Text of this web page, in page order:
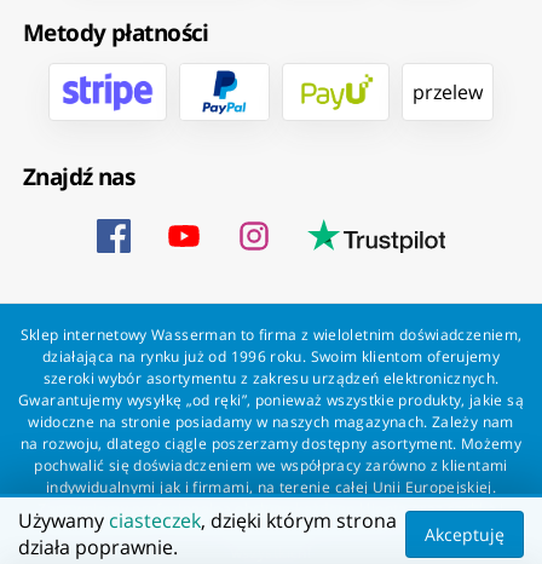
Metody płatności
przelew
Znajdź nas
Sklep internetowy Wasserman to firma z wieloletnim doświadczeniem,
działająca na rynku już od 1996 roku. Swoim klientom oferujemy
szeroki wybór asortymentu z zakresu urządzeń elektronicznych.
Gwarantujemy wysyłkę „od ręki”, ponieważ wszystkie produkty, jakie są
widoczne na stronie posiadamy w naszych magazynach. Zależy nam
na rozwoju, dlatego ciągle poszerzamy dostępny asortyment. Możemy
pochwalić się doświadczeniem we współpracy zarówno z klientami
indywidualnymi jak i firmami, na terenie całej Unii Europejskiej.
Zapewniamy profesjonalną obsługę każdego klienta oraz szybką i
bezproblemową realizację zamówień. Wasserman - wszystko dla
Używamy ciasteczek, dzięki którym strona
działa poprawnie.
Akceptuję